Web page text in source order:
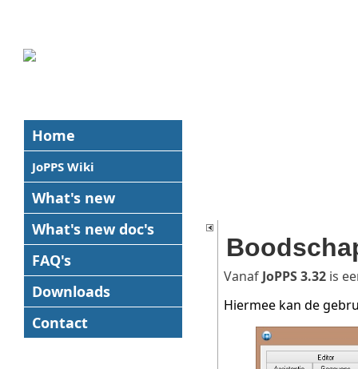
Home
JoPPS Wiki
What's new
What's new doc's
FAQ's
Downloads
Contact
Vanaf JoPPS 3.32 is
Hiermee kan de